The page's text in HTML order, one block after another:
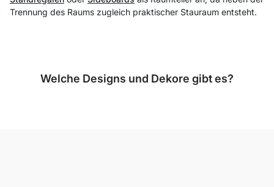
Trennung des Raums zugleich praktischer Stauraum entsteht.
Welche Designs und Dekore gibt es?